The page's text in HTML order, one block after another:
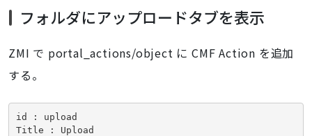
フォルダにアップロードタブを表示
ZMI で portal_actions/object に CMF Action を追加
する。
id : upload
Title : Upload